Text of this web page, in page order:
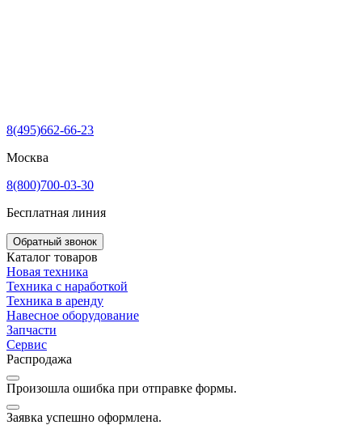
8(495)662-66-23
Москва
8(800)700-03-30
Бесплатная линия
Обратный звонок
Каталог товаров
Новая техника
Техника с наработкой
Техника в аренду
Навесное оборудование
Запчасти
Сервис
Распродажа
Произошла ошибка при отправке формы.
Заявка успешно оформлена.